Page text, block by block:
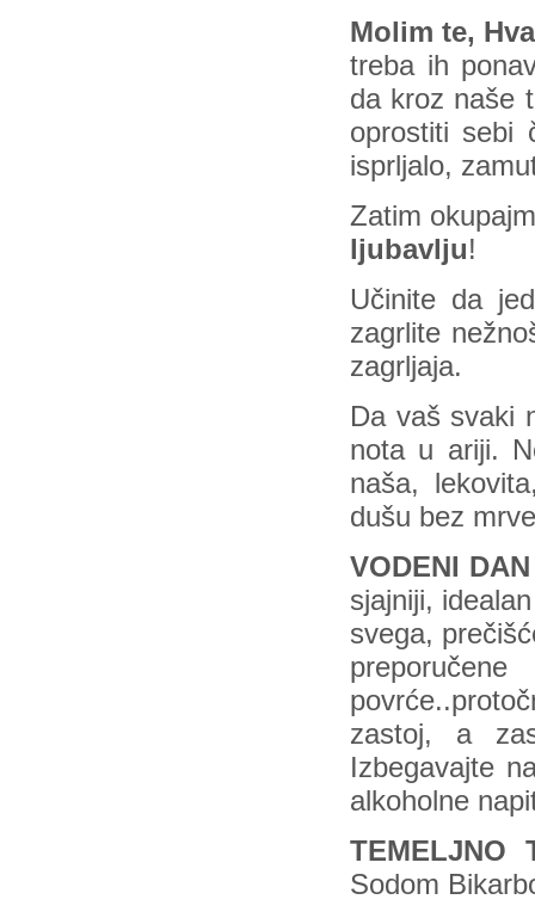
Molim te,
treba ih
da kroz naše
oprostiti sebi
isprljalo,
Zatim
ljubavlju!
Učinite da
zagrlite
zagrljaja.
Da vaš svaki
nota u ariji.
naša,
dušu bez
VODENI DAN
sjajniji,
svega,
zastoj, a
Izbegavajte
alkoholne
TEMELJNO
Sodom